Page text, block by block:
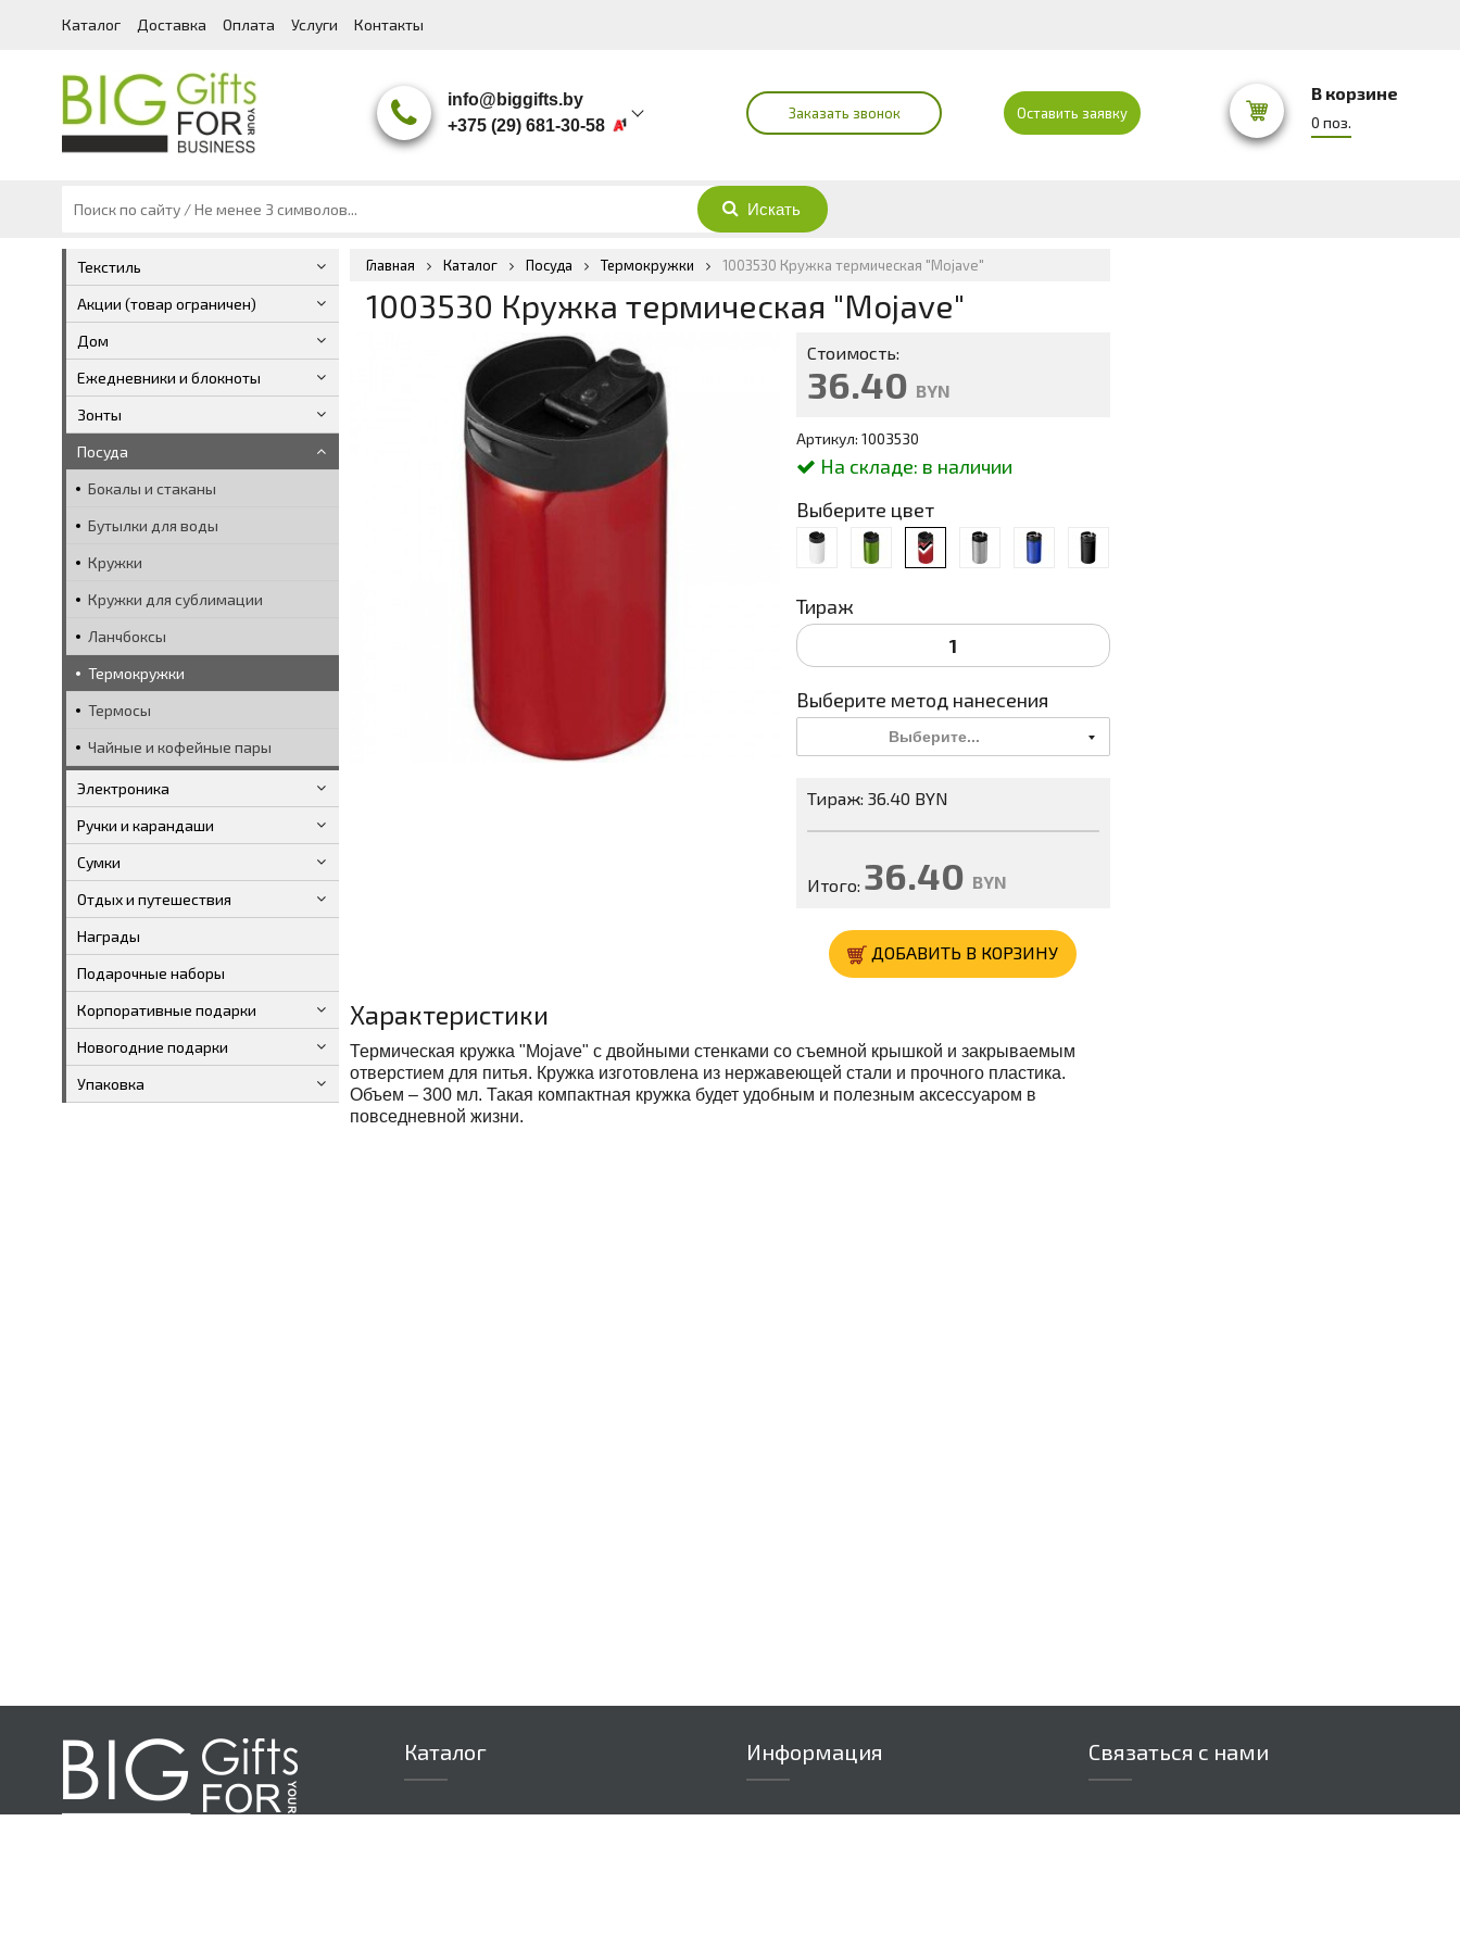
Каталог Доставка Оплата Услуги Контакты
info@biggifts.by
+375 (29) 681-30-58
Заказать звонок Оставить заявку
В корзине
0 поз.
Главная Каталог Посуда Термокружки 1003530 Кружка термическая "Mojave"
1003530 Кружка термическая "Mojave"
Стоимость:
36.40 BYN
Артикул: 1003530
На складе: в наличии
Выберите цвет
Тираж
Выберите метод нанесения
Выберите...
Тираж: 36.40 BYN
Итого: 36.40 BYN
ДОБАВИТЬ В КОРЗИНУ
Характеристики
Термическая кружка "Mojave" с двойными стенками со съемной крышкой и закрываемым
отверстием для питья. Кружка изготовлена из нержавеющей стали и прочного пластика.
Объем – 300 мл. Такая компактная кружка будет удобным и полезным аксессуаром в
повседневной жизни.
Текстиль
Акции (товар ограничен)
Дом
Ежедневники и блокноты
Зонты
Посуда
Бокалы и стаканы
Бутылки для воды
Кружки
Кружки для сублимации
Ланчбоксы
Термокружки
Термосы
Чайные и кофейные пары
Электроника
Ручки и карандаши
Сумки
Отдых и путешествия
Награды
Подарочные наборы
Корпоративные подарки
Новогодние подарки
Упаковка
Каталог Информация Связаться с нами